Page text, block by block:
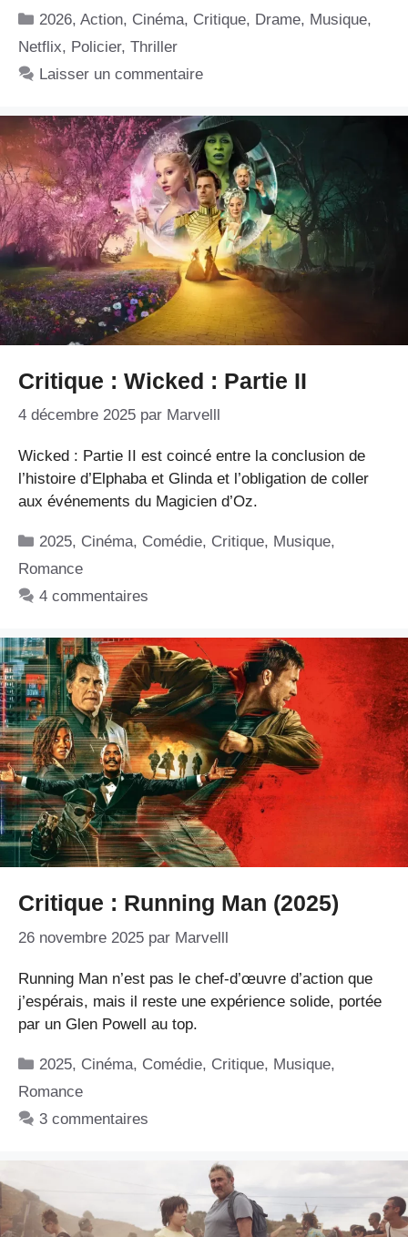
Catégories
2026,Action, Cinéma, Critique, Drame, Musique,
Netflix, Policier, Thriller
Laisser un commentaire
Critique : Wicked : Partie II
4 décembre 2025 par Marvelll
Wicked : Partie II est coincé entre la conclusion de
l’histoire d’Elphaba et Glinda et l’obligation de coller
aux événements du Magicien d’Oz.
Catégories
2025, Cinéma, Comédie, Critique, Musique,
Romance
4 commentaires
Critique : Running Man (2025)
26 novembre 2025 par Marvelll
Running Man n’est pas le chef-d’œuvre d’action que
j’espérais, mais il reste une expérience solide, portée
par un Glen Powell au top.
Catégories
2025, Cinéma, Comédie, Critique, Musique,
Romance
3 commentaires